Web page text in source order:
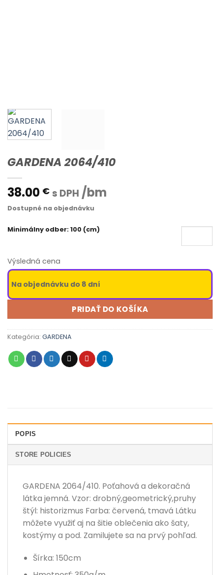
GARDENA 2064/410
38.00 € s DPH /bm
Dostupné na objednávku
Minimálny odber: 100 (cm)
Výsledná cena
Na objednávku do 8 dní
PRIDAŤ DO KOŠÍKA
Kategória: GARDENA
POPIS
STORE POLICIES
GARDENA 2064/410. Poťahová a dekoračná
látka jemná. Vzor: drobný,geometrický,pruhy
štýl: historizmus Farba: červená, tmavá Látku
môžete využiť aj na šitie oblečenia ako šaty,
kostýmy a pod. Zamilujete sa na prvý pohľad.
Šírka: 150cm